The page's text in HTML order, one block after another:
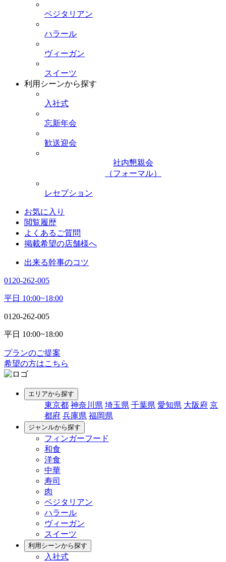
ベジタリアン
ハラール
ヴィーガン
スイーツ
利用シーンから探す
入社式
忘新年会
歓送迎会
社内懇親会
（フォーマル）
レセプション
お気に入り
閲覧履歴
よくあるご質問
掲載希望の店舗様へ
出来る幹事のコツ
0120-262-005
平日 10:00~18:00
0120-262-005
平日 10:00~18:00
プランのご提案
希望の方はこちら
エリアから探す
東京都 神奈川県 埼玉県 千葉県 愛知県 大阪府 京
都府 兵庫県 福岡県
ジャンルから探す
フィンガーフード
和食
洋食
中華
寿司
肉
ベジタリアン
ハラール
ヴィーガン
スイーツ
利用シーンから探す
入社式